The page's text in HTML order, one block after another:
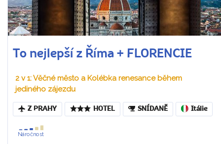
To nejlepší z Říma + FLORENCIE
2 v 1: Věčné město a Kolébka renesance během
jediného zájezdu
Z PRAHY HOTEL SNÍDANĚ Itálie
Náročnost